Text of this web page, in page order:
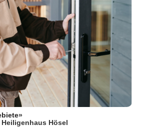
»
Hösel